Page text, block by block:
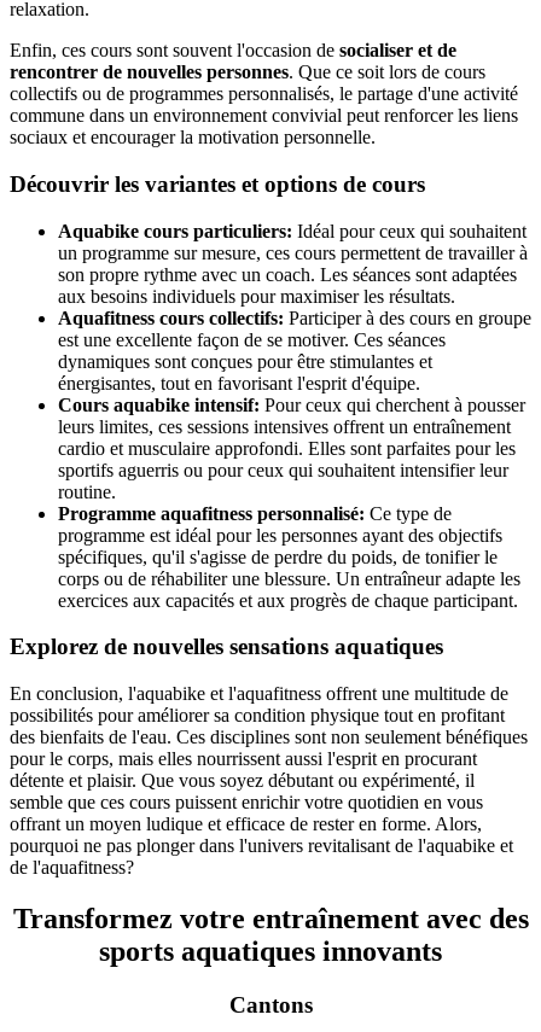
relaxation.
Enfin, ces cours sont souvent l'occasion de socialiser et de
rencontrer de nouvelles personnes. Que ce soit lors de cours
collectifs ou de programmes personnalisés, le partage d'une activité
commune dans un environnement convivial peut renforcer les liens
sociaux et encourager la motivation personnelle.
Découvrir les variantes et options de cours
Aquabike cours particuliers: Idéal pour ceux qui souhaitent
un programme sur mesure, ces cours permettent de travailler à
son propre rythme avec un coach. Les séances sont adaptées
aux besoins individuels pour maximiser les résultats.
Aquafitness cours collectifs: Participer à des cours en groupe
est une excellente façon de se motiver. Ces séances
dynamiques sont conçues pour être stimulantes et
énergisantes, tout en favorisant l'esprit d'équipe.
Cours aquabike intensif: Pour ceux qui cherchent à pousser
leurs limites, ces sessions intensives offrent un entraînement
cardio et musculaire approfondi. Elles sont parfaites pour les
sportifs aguerris ou pour ceux qui souhaitent intensifier leur
routine.
Programme aquafitness personnalisé: Ce type de
programme est idéal pour les personnes ayant des objectifs
spécifiques, qu'il s'agisse de perdre du poids, de tonifier le
corps ou de réhabiliter une blessure. Un entraîneur adapte les
exercices aux capacités et aux progrès de chaque participant.
Explorez de nouvelles sensations aquatiques
En conclusion, l'aquabike et l'aquafitness offrent une multitude de
possibilités pour améliorer sa condition physique tout en profitant
des bienfaits de l'eau. Ces disciplines sont non seulement bénéfiques
pour le corps, mais elles nourrissent aussi l'esprit en procurant
détente et plaisir. Que vous soyez débutant ou expérimenté, il
semble que ces cours puissent enrichir votre quotidien en vous
offrant un moyen ludique et efficace de rester en forme. Alors,
pourquoi ne pas plonger dans l'univers revitalisant de l'aquabike et
de l'aquafitness?
Transformez votre entraînement avec des
sports aquatiques innovants
Cantons